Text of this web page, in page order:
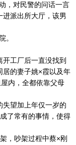
，对民警的问话一言
派出所大厅，该男
。
工厂后一直没找到
的妻子姚×霞以及年
内，全都依靠父母
望加上年仅一岁的
了常有的事情，使得
，吵架过程中蔡×刚